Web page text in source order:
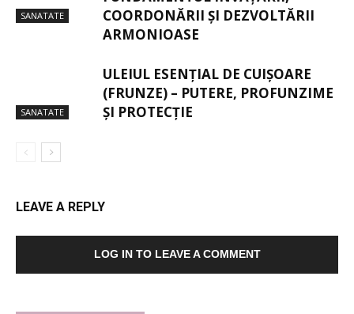
SANATATE
COORDONĂRII ȘI DEZVOLTĂRII
ARMONIOASE
SANATATE
ULEIUL ESENȚIAL DE CUIȘOARE
(FRUNZE) – PUTERE, PROFUNZIME
ȘI PROTECȚIE
LEAVE A REPLY
LOG IN TO LEAVE A COMMENT